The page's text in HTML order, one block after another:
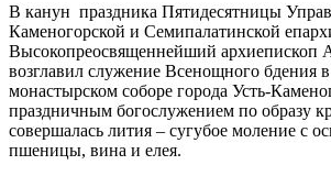
В канун праздника Пятидесятницы
Каменогорской и Семипалатинской
Высокопреосвященнейший архиепископ
возглавил служение Всенощного бдения
монастырском соборе города Усть-
праздничным богослужением по образу
совершалась лития – сугубое моление с
пшеницы, вина и елея.